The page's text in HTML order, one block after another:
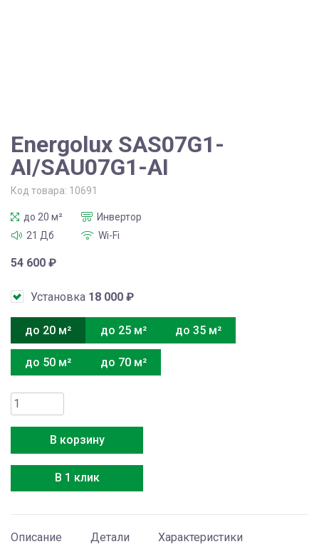
Energolux SAS07G1-
AI/SAU07G1-AI
Код товара: 10691
до 20 м²
Инвертор
21 Дб
Wi-Fi
54 600 ₽
Установка 18 000 ₽
до 20 м² до 25 м² до 35 м²
до 50 м² до 70 м²
Количество
товара
Energolux
SAS07G1-
AI/SAU07G1-
В корзину
В 1 клик
Описание Детали Характеристики